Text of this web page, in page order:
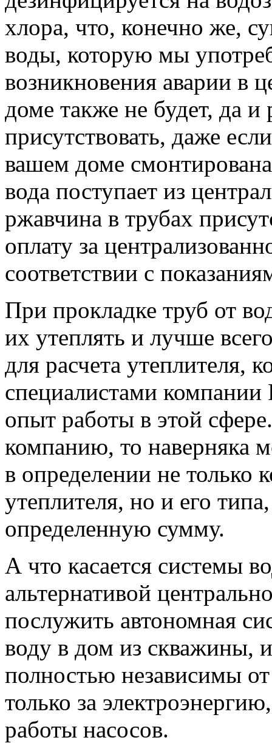
хлора, что, конечно же,
воды, которую мы
возникновения аварии в
доме также не будет, да и
присутствовать, даже
вашем доме
вода поступает из
ржавчина в трубах
оплату за
соответствии с
При прокладке труб от
их утеплять и лучше
для расчета утеплителя,
специалистами
опыт работы в этой
компанию, то наверняка
в определении не только
утеплителя, но и его
определенную сумму.
А что касается системы
альтернативой
послужить автономная
воду в дом из скважины,
полностью независимы
только за
работы насосов.